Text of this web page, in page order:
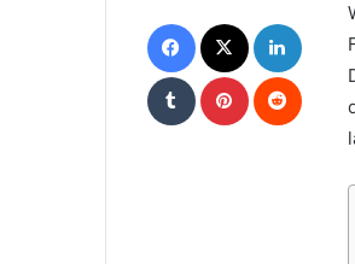
Facebook
Tumblr Pinterest